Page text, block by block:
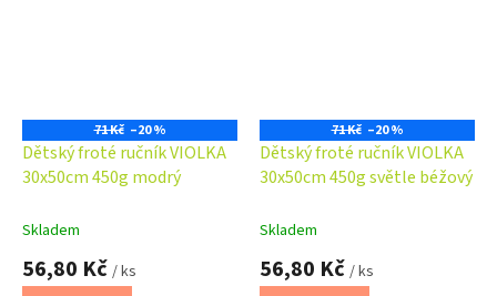
71 Kč –20 %
Dětský froté ručník VIOLKA
30x50cm 450g modrý
Skladem
56,80 Kč / ks
71 Kč –20 %
Dětský froté ručník VIOLKA
30x50cm 450g světle béžový
Skladem
56,80 Kč / ks